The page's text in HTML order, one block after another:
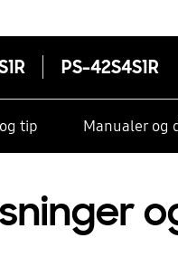
PS-42S4S1R
tip Manualer og